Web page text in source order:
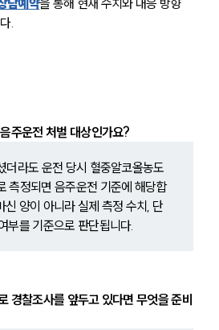
.
주운전 처벌 대상인가요?
더라도 운전 당시 혈중알코올농도
정되면 음주운전 기준에 해당합
신 양이 아니라 실제 측정 수치, 단
부를 기준으로 판단됩니다.
경찰조사를 앞두고 있다면 무엇을 준비